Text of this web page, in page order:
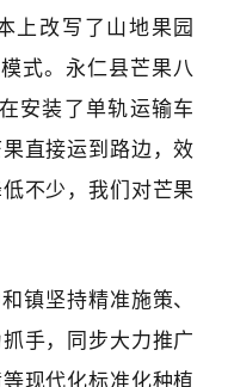
上改写了山地果园
式。永仁县芒果八
安装了单轨运输车
直接运到路边，效
不少，我们对芒果
镇坚持精准施策、
手，同步大力推广
现代化标准化种植